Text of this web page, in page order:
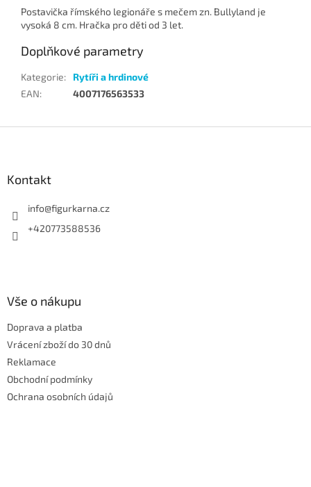
Postavička římského legionáře s mečem zn. Bullyland je
vysoká 8 cm. Hračka pro děti od 3 let.
Doplňkové parametry
Kategorie:
Rytíři a hrdinové
EAN: 4007176563533
Kontakt
info@figurkarna.cz
+420773588536
Vše o nákupu
Doprava a platba
Vrácení zboží do 30 dnů
Reklamace
Obchodní podmínky
Ochrana osobních údajů